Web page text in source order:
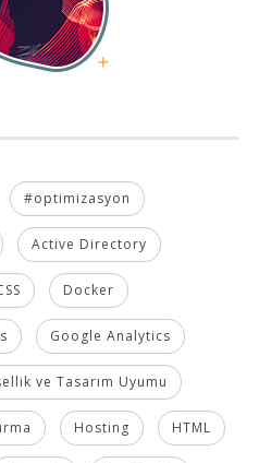
#optimizasyon
Active Directory
Docker
Google Analytics
ve Tasarım Uyumu
Hosting HTML